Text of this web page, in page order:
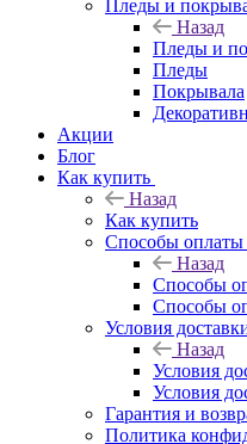
Пледы и
Назад
Пледы и
Пледы
Покрывала
Акции
Блог
Как купить
Назад
Как купить
Способы оплаты
Назад
Способы
Способы
Условия
Назад
Условия
Условия
Гарантия и
Политика